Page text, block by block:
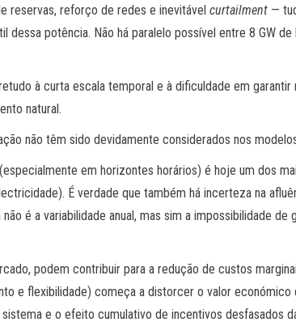
reservas, reforço de redes e inevitável curtailment —
potência. Não há paralelo possível entre 8 GW
à curta escala temporal e à dificuldade em
natural.
não têm sido devidamente considerados nos
em horizontes horários) é hoje um dos
É verdade que também há incerteza na
é a variabilidade anual, mas sim a impossibilidade
podem contribuir para a redução de custos
e flexibilidade) começa a distorcer o valor económico
e o efeito cumulativo de incentivos desfasados